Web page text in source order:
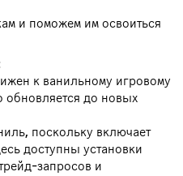
и поможем им освоиться
к ванильному игровому
обновляется до новых
поскольку включает
доступны установки
запросов и